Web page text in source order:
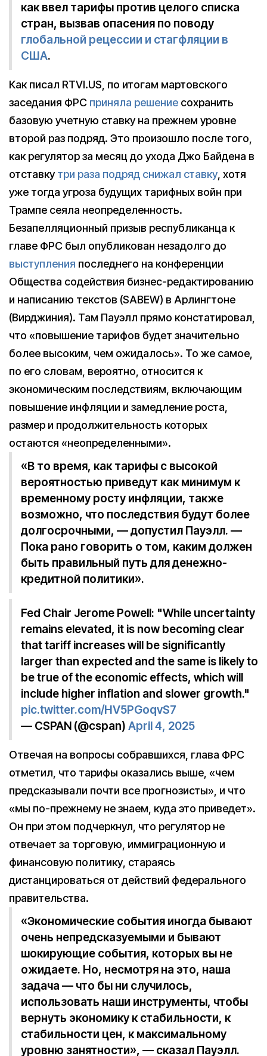
как ввел тарифы против целого списка
стран, вызвав опасения по поводу
глобальной рецессии и стагфляции в
США.
Как писал RTVI.US, по итогам мартовского
заседания ФРС приняла решение сохранить
базовую учетную ставку на прежнем уровне
второй раз подряд. Это произошло после того,
как регулятор за месяц до ухода Джо Байдена в
отставкутри раза подряд снижал ставку, хотя
уже тогда угроза будущих тарифных войн при
Трампе сеяла неопределенность.
Безапелляционный призыв республиканца к
главе ФРС был опубликован незадолго до
выступления последнего на конференции
Общества содействия бизнес-редактированию
и написанию текстов (SABEW) в Арлингтоне
(Вирджиния). Там Пауэлл прямо констатировал,
что «повышение тарифов будет значительно
более высоким, чем ожидалось». То же самое,
по его словам, вероятно, относится к
экономическим последствиям, включающим
повышение инфляции и замедление роста,
размер и продолжительность которых
остаются «неопределенными».
«В то время, как тарифы с высокой
вероятностью приведут как минимум к
временному росту инфляции, также
возможно, что последствия будут более
долгосрочными, — допустил Пауэлл. —
Пока рано говорить о том, каким должен
быть правильный путь для денежно-
кредитной политики».
Fed Chair Jerome Powell: "While uncertainty
remains elevated, it is now becoming clear
that tariff increases will be significantly
larger than expected and the same is likely to
be true of the economic effects, which will
include higher inflation and slower growth."
pic.twitter.com/HV5PGoqvS7
— CSPAN (@cspan) April 4, 2025
Отвечая на вопросы собравшихся, глава ФРС
отметил, что тарифы оказались выше, «чем
предсказывали почти все прогнозисты», и что
«мы по-прежнему не знаем, куда это приведет».
Он при этом подчеркнул, что регулятор не
отвечает за торговую, иммиграционную и
финансовую политику, стараясь
дистанцироваться от действий федерального
правительства.
«Экономические события иногда бывают
очень непредсказуемыми и бывают
шокирующие события, которых вы не
ожидаете. Но, несмотря на это, наша
задача — что бы ни случилось,
использовать наши инструменты, чтобы
вернуть экономику к стабильности, к
стабильности цен, к максимальному
уровню занятности», — сказал Пауэлл.